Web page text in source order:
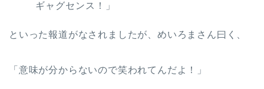
ギャグセンス！」
といった報道がなされましたが、めいろまさん曰く、
「意味が分からないので笑われてんだよ！」